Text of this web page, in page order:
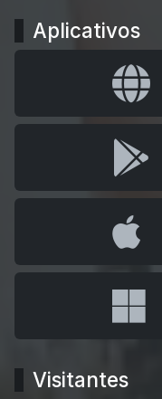
Aplicativos
Visitantes